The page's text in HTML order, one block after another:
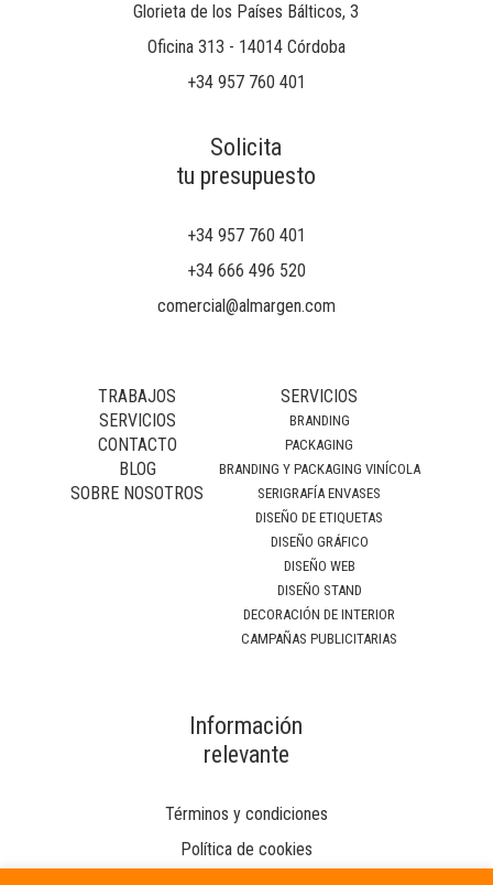
Glorieta de los Países Bálticos, 3
Oficina 313 - 14014 Córdoba
+34 957 760 401
Solicita
tu presupuesto
+34 957 760 401
+34 666 496 520
comercial@almargen.com
TRABAJOS
SERVICIOS
CONTACTO
BLOG
SOBRE NOSOTROS
SERVICIOS
BRANDING
PACKAGING
BRANDING Y PACKAGING VINÍCOLA
SERIGRAFÍA ENVASES
DISEÑO DE ETIQUETAS
DISEÑO GRÁFICO
DISEÑO WEB
DISEÑO STAND
DECORACIÓN DE INTERIOR
CAMPAÑAS PUBLICITARIAS
Información
relevante
Términos y condiciones
Política de cookies